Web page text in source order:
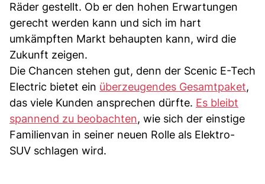
Räder gestellt. Ob er den hohen Erwartungen
gerecht werden kann und sich im hart
umkämpften Markt behaupten kann, wird die
Zukunft zeigen.
Die Chancen stehen gut, denn der Scenic E-Tech
Electric bietet ein überzeugendes Gesamtpaket,
das viele Kunden ansprechen dürfte. Es bleibt
spannend zu beobachten, wie sich der einstige
Familienvan in seiner neuen Rolle als Elektro-
SUV schlagen wird.